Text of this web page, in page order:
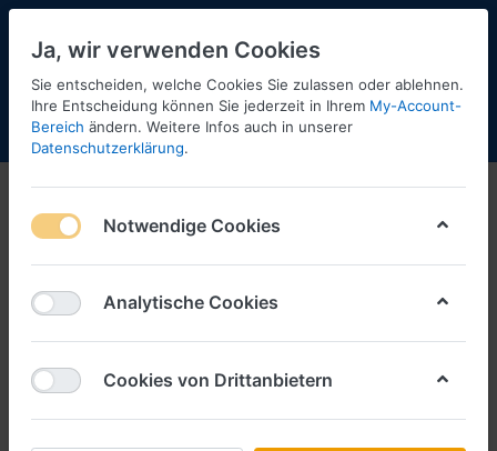
Menü Anmelden Shopaktualisierung
Ja, wir verwenden Cookies
Sie entscheiden, welche Cookies Sie zulassen oder ablehnen.
Ihre Entscheidung können Sie jederzeit in Ihrem My-Account-
Bereich ändern. Weitere Infos auch in unserer
Datenschutzerklärung.
Notwendige Cookies
Analytische Cookies
Cookies von Drittanbietern